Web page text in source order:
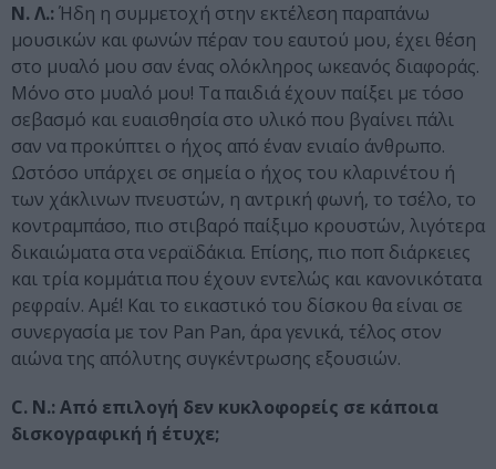
Ν. Λ.: Ήδη η συμμετοχή στην εκτέλεση παραπάνω
μουσικών και φωνών πέραν του εαυτού μου, έχει θέση
στο μυαλό μου σαν ένας ολόκληρος ωκεανός διαφοράς.
Μόνο στο μυαλό μου! Τα παιδιά έχουν παίξει με τόσο
σεβασμό και ευαισθησία στο υλικό που βγαίνει πάλι
σαν να προκύπτει ο ήχος από έναν ενιαίο άνθρωπο.
Ωστόσο υπάρχει σε σημεία ο ήχος του κλαρινέτου ή
των χάκλινων πνευστών, η αντρική φωνή, το τσέλο, το
κοντραμπάσο, πιο στιβαρό παίξιμο κρουστών, λιγότερα
δικαιώματα στα νεραϊδάκια. Επίσης, πιο ποπ διάρκειες
και τρία κομμάτια που έχουν εντελώς και κανονικότατα
ρεφραίν. Αμέ! Και το εικαστικό του δίσκου θα είναι σε
συνεργασία με τον Pan Pan, άρα γενικά, τέλος στον
αιώνα της απόλυτης συγκέντρωσης εξουσιών.
C. N.: Από επιλογή δεν κυκλοφορείς σε κάποια
δισκογραφική ή έτυχε;